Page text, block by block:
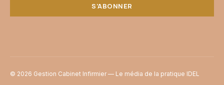
S’ABONNER
© 2026 Gestion Cabinet Infirmier — Le média de la pratique IDEL